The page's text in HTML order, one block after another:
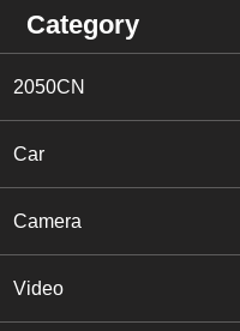
Category
2050CN
Car
Camera
Video